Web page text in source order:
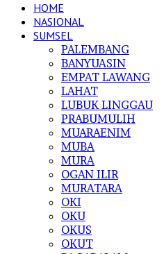
HOME
NASIONAL
SUMSEL
PALEMBANG
BANYUASIN
EMPAT LAWANG
LAHAT
LUBUK LINGGAU
PRABUMULIH
MUARAENIM
MUBA
MURA
OGAN ILIR
MURATARA
OKI
OKU
OKUS
OKUT